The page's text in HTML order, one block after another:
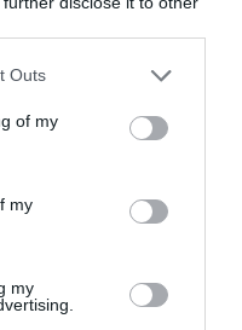
Outs
of my
my
my